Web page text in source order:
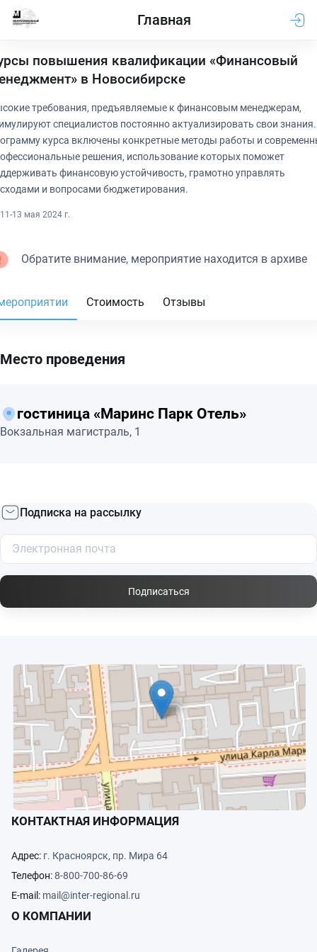
Главная
повышения квалификации «Финансовый
в Новосибирске
требования, предъявляемые к финансовым менеджерам,
специалистов постоянно актуализировать свои
курса включены конкретные методы работы и
решения, использование которых поможет
финансовую устойчивость, грамотно управлять
и вопросами бюджетирования.
11-13 мая 2024 г.
Обратите внимание, мероприятие находится в архиве
Стоимость Отзывы
Место проведения
гостиница «Маринс Парк Отель»
Вокзальная магистраль, 1
Подписка на рассылку
Подписаться
КОНТАКТНАЯ ИНФОРМАЦИЯ
Адрес: г. Красноярск, пр. Мира 64
Телефон:8-800-700-86-69
E-mail: mail@inter-regional.ru
О КОМПАНИИ